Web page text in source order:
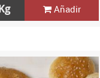
Añadir